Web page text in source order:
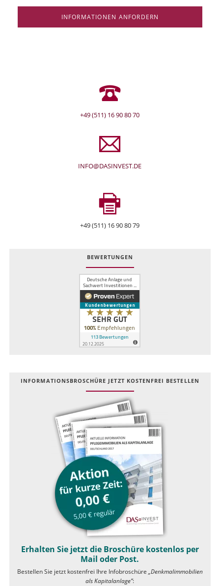
INFORMATIONEN ANFORDERN
+49 (511) 16 90 80 70
INFO@DASINVEST.DE
+49 (511) 16 90 80 79
BEWERTUNGEN
INFOR­MATIONS­BROSCHÜRE JETZT KOSTEN­FREI BESTELLEN
Erhalten Sie jetzt die Broschüre kostenlos per
Mail oder Post.
Bestellen Sie jetzt kostenfrei Ihre Infobroschüre „Denkmalimmobilien
als Kapitalanlage”: